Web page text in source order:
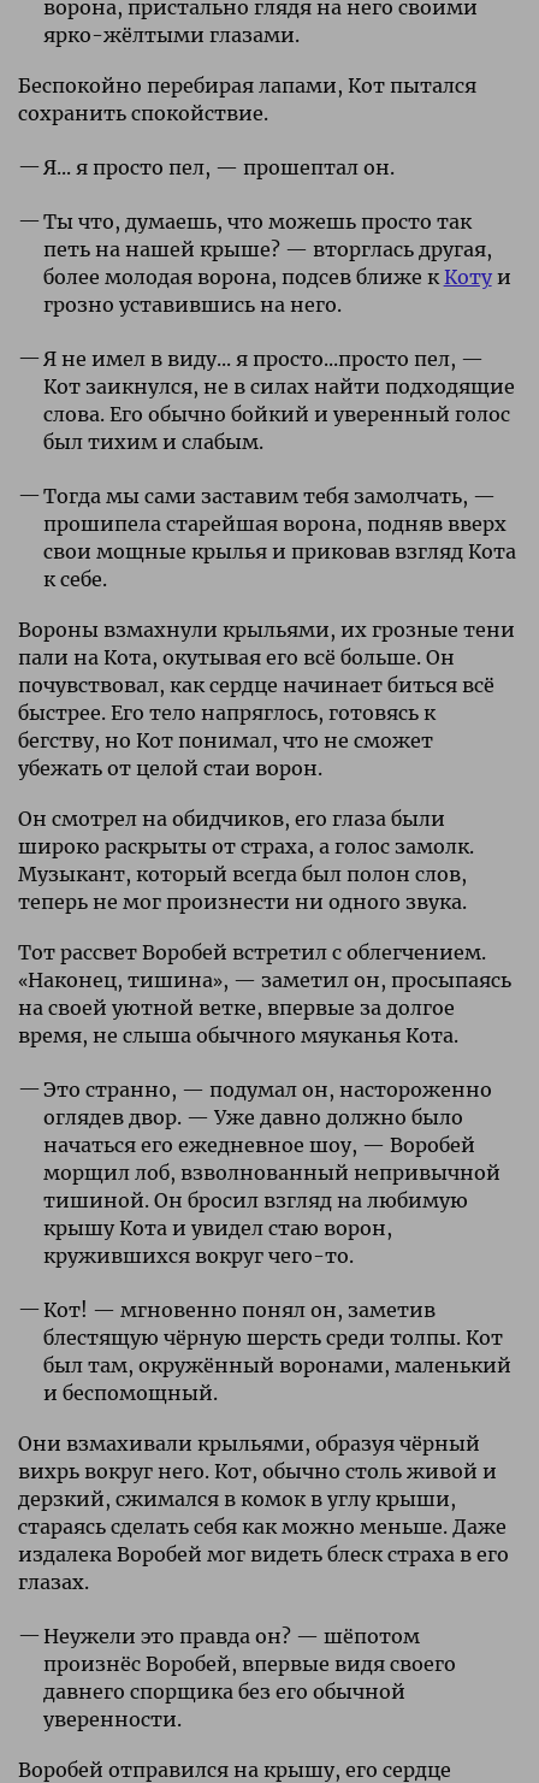
ворона, пристально глядя на него своими
ярко-жёлтыми глазами.
Беспокойно перебирая лапами, Кот пытался
сохранить спокойствие.
Я... я просто пел, — прошептал он.
Ты что, думаешь, что можешь просто так
петь на нашей крыше? — вторглась другая,
более молодая ворона, подсев ближе к Котуи
грозно уставившись на него.
Я не имел в виду... я просто...просто пел, —
Кот заикнулся, не в силах найти подходящие
слова. Его обычно бойкий и уверенный голос
был тихим и слабым.
Тогда мы сами заставим тебя замолчать, —
прошипела старейшая ворона, подняв вверх
свои мощные крылья и приковав взгляд Кота
к себе.
Вороны взмахнули крыльями, их грозные тени
пали на Кота, окутывая его всё больше. Он
почувствовал, как сердце начинает биться всё
быстрее. Его тело напряглось, готовясь к
бегству, но Кот понимал, что не сможет
убежать от целой стаи ворон.
Он смотрел на обидчиков, его глаза были
широко раскрыты от страха, а голос замолк.
Музыкант, который всегда был полон слов,
теперь не мог произнести ни одного звука.
Тот рассвет Воробей встретил с облегчением.
«Наконец, тишина», — заметил он, просыпаясь
на своей уютной ветке, впервые за долгое
время, не слыша обычного мяуканья Кота.
Это странно, — подумал он, настороженно
оглядев двор. — Уже давно должно было
начаться его ежедневное шоу, — Воробей
морщил лоб, взволнованный непривычной
тишиной. Он бросил взгляд на любимую
крышу Кота и увидел стаю ворон,
кружившихся вокруг чего-то.
Кот! — мгновенно понял он, заметив
блестящую чёрную шерсть среди толпы. Кот
был там, окружённый воронами, маленький
и беспомощный.
Они взмахивали крыльями, образуя чёрный
вихрь вокруг него. Кот, обычно столь живой и
дерзкий, сжимался в комок в углу крыши,
стараясь сделать себя как можно меньше. Даже
издалека Воробей мог видеть блеск страха в его
глазах.
Неужели это правда он? — шёпотом
произнёс Воробей, впервые видя своего
давнего спорщика без его обычной
уверенности.
Воробей отправился на крышу, его сердце